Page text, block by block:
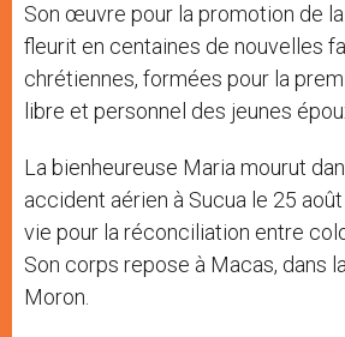
Son œuvre pour la promotion de
fleurit en centaines de nouvelles
chrétiennes, formées pour la
libre et personnel des jeunes
La bienheureuse Maria mourut
accident aérien à Sucua le 25
vie pour la réconciliation entre
Son corps repose à Macas, dans
Moron.